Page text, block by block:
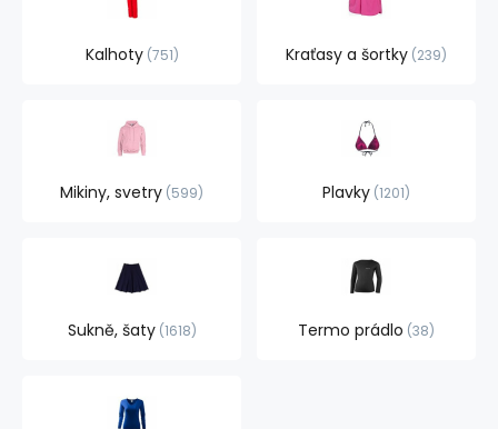
Kalhoty 751 Kraťasy a šortky 239
Mikiny, svetry 599 Plavky 1201
Sukně, šaty 1618 Termo prádlo 38